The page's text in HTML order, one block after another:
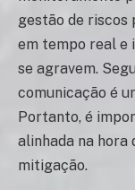
gestão de riscos
em tempo real e
se agravem.
comunicação é
Portanto, é
alinhada na hora
mitigação.